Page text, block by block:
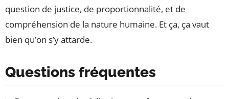
question de justice, de proportionnalité, et de
compréhension de la nature humaine. Et ça, ça vaut
bien qu’on s’y attarde.
Questions fréquentes